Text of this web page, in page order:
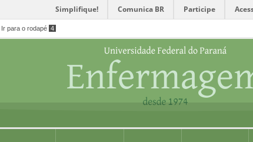
Simplifique! Comunica BR Participe
Ir para o rodapé 4